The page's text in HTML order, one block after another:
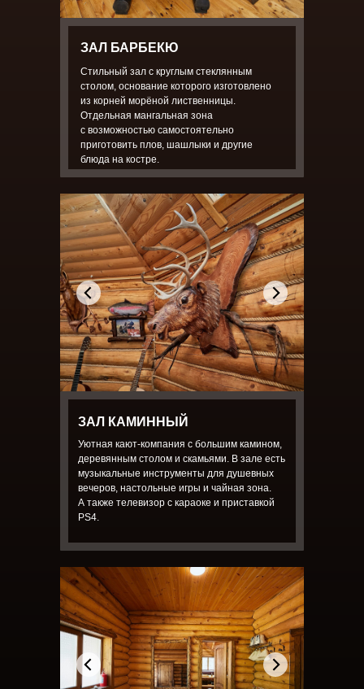
ЗАЛ БАРБЕКЮ
ЗАЛ КАМИННЫЙ
Стильный зал с круглым стеклянным
столом, основание которого изготовлено
из корней морёной лиственницы.
Отдельная мангальная зона
с возможностью самостоятельно
приготовить плов, шашлыки и другие
блюда на костре.
Уютная кают-компания с большим камином,
деревянным столом и скамьями. В зале есть
музыкальные инструменты для душевных
вечеров, настольные игры и чайная зона.
А также телевизор с караоке и приставкой
PS4.